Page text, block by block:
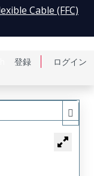
登録 ログイン
Cable (FFC)